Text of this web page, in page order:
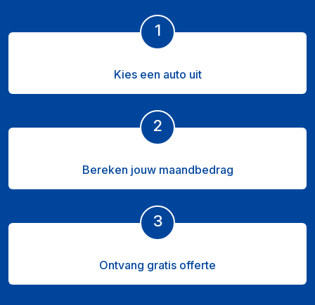
1
Kies een auto uit
2
Bereken jouw maandbedrag
3
Ontvang gratis offerte